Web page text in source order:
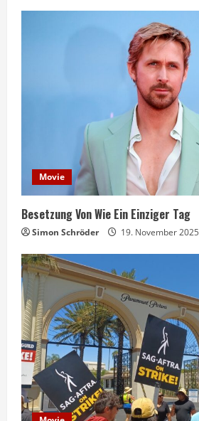
Movie
Besetzung Von Wie Ein Einziger Tag
Simon Schröder 19. November 2025